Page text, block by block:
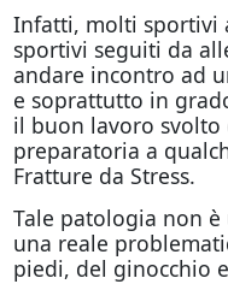
Infatti, molti sportivi
sportivi seguiti da
andare incontro ad
e soprattutto in
il buon lavoro
preparatoria a
Fratture da Stress.
Tale patologia non
una reale
piedi, del ginocchio